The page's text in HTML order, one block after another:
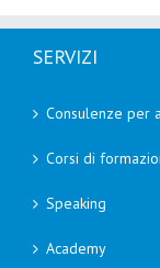
SERVIZI
Consulenze per
Corsi di
Speaking
Academy